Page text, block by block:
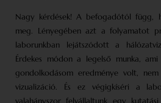
Nagy kérdések! A befogadótól függ,
meg. Lényegében azt a folyamatot
laborunkban lejátszódott a
Érdekes módon a legelső munka,
gondolkodásom eredménye volt,
vizualizáció. És ez végigkíséri a
valahányszor felvállaltunk egy